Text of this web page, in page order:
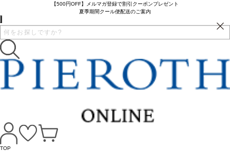
【500円OFF】メルマガ登録で割引クーポンプレゼント
夏季期間クール便配送のご案内
TOP